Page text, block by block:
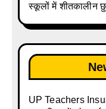
Madhyamik
holiday calendar
List 2025
स्कूलों में शीतकालीन
UP Teachers